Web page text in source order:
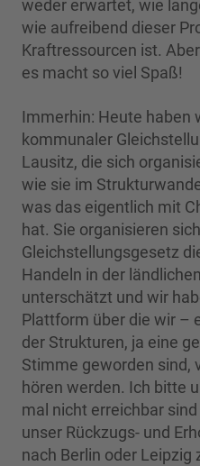
weder erwartet, wie
wie aufreibend dieser
Kraftressourcen ist.
es macht so viel Spaß!
Immerhin: Heute haben
kommunaler
Lausitz, die sich
wie sie im
was das eigentlich mit
hat. Sie organisieren
Gleichstellungsgesetz
Handeln in der
unterschätzt und wir
Plattform über die wir –
der Strukturen, ja eine
Stimme geworden sind,
hören werden. Ich bitte
mal nicht erreichbar
unser Rückzugs- und
nach Berlin oder Leipzig